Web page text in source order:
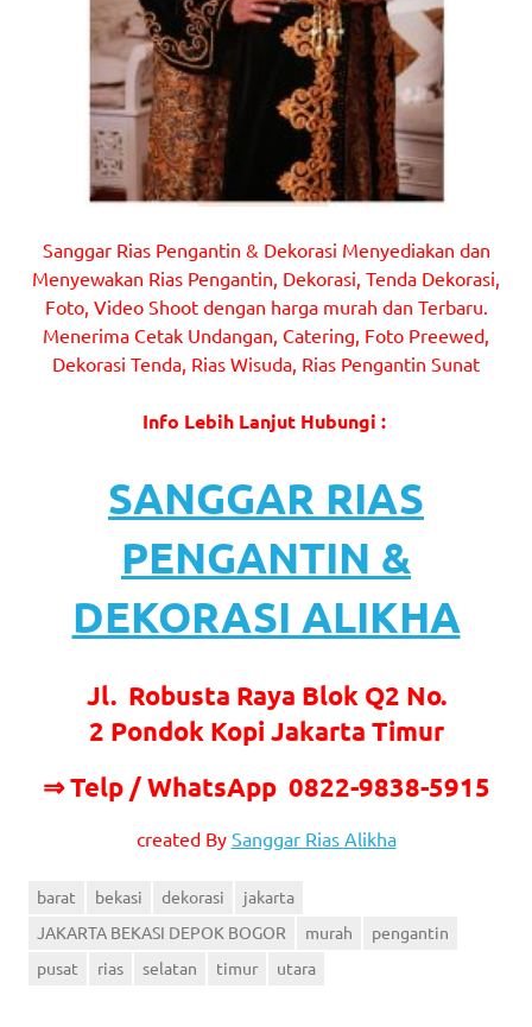
Sanggar Rias Pengantin & Dekorasi Menyediakan dan
Menyewakan Rias Pengantin, Dekorasi, Tenda Dekorasi,
Foto, Video Shoot dengan harga murah dan Terbaru.
Menerima Cetak Undangan, Catering, Foto Preewed,
Dekorasi Tenda, Rias Wisuda, Rias Pengantin Sunat
Info Lebih Lanjut Hubungi :
SANGGAR RIAS
PENGANTIN &
DEKORASI ALIKHA
Jl. Robusta Raya Blok Q2 No.
2 Pondok Kopi Jakarta Timur
⇒ Telp / WhatsApp 0822-9838-5915
created By Sanggar Rias Alikha
barat bekasi dekorasi
jakarta
JAKARTA BEKASI DEPOK BOGOR
murah
pengantin
pusat
rias selatan timur utara